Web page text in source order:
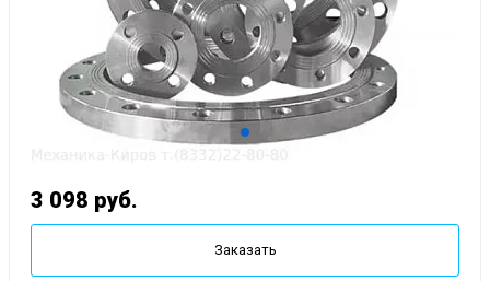
3 098 руб.
Заказать